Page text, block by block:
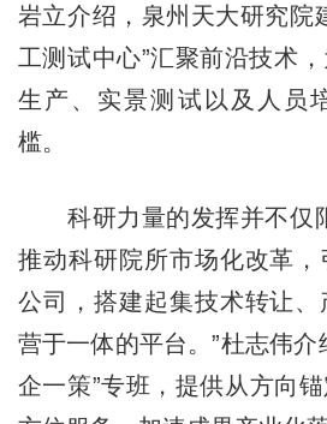
岩立介绍，泉州天大研究院
工测试中心”汇聚前沿技术
生产、实景测试以及人员
槛。
科研力量的发挥并不仅
推动科研院所市场化改革
公司，搭建起集技术转让
营于一体的平台。”杜志伟介
企一策”专班，提供从方向